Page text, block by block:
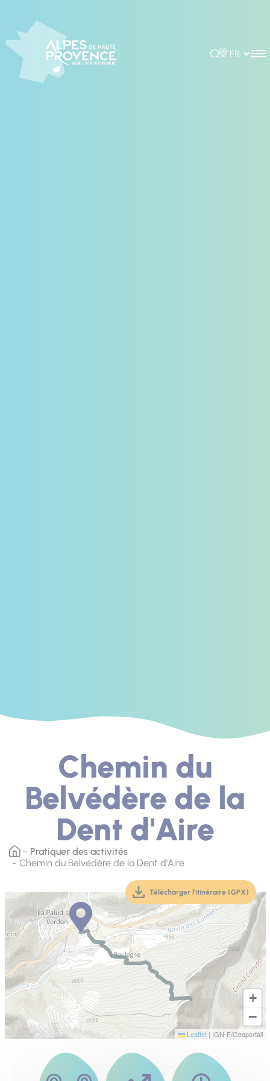
Rechercher
Choisir la
Chemin du
Belvédère de la
Dent d'Aire
Pratiquer des activités
Chemin du Belvédère de la Dent d'Aire
+
−
Leaflet | IGN-F/Geoportail
Télécharger l'itinéraire (GPX)
(téléchargement,